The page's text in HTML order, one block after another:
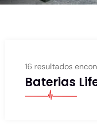
16 resultados
Baterias